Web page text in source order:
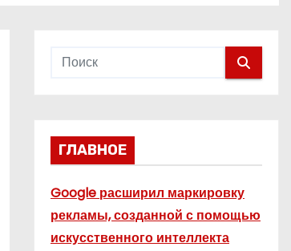
ГЛАВНОЕ
Google расширил маркировку
рекламы, созданной с помощью
искусственного интеллекта